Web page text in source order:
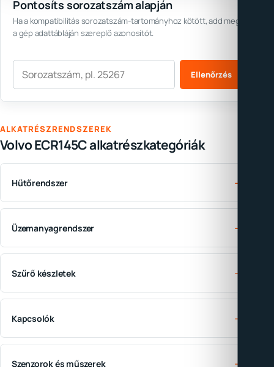
Pontosíts sorozatszám alapján
Ha a kompatibilitás sorozatszám-tartományhoz kötött, add meg
a gép adattábláján szereplő azonosítót.
Ellenőrzés
ALKATRÉSZRENDSZEREK
Volvo ECR145C alkatrészkategóriák
Hűtőrendszer →
Üzemanyagrendszer →
Szűrő készletek →
Kapcsolók →
Szenzorok és műszerek →